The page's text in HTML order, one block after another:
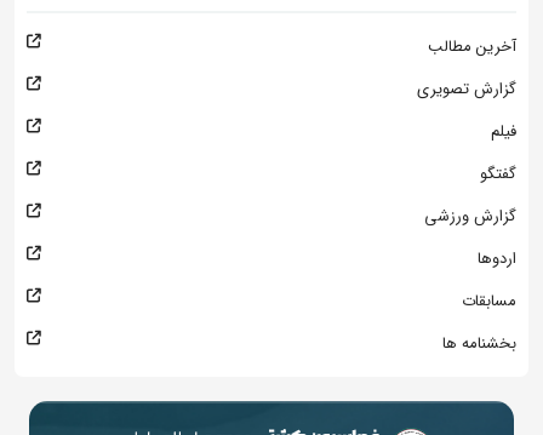
آخرین مطالب
گزارش تصویری
فیلم
گفتگو
گزارش ورزشی
اردوها
مسابقات
بخشنامه ها